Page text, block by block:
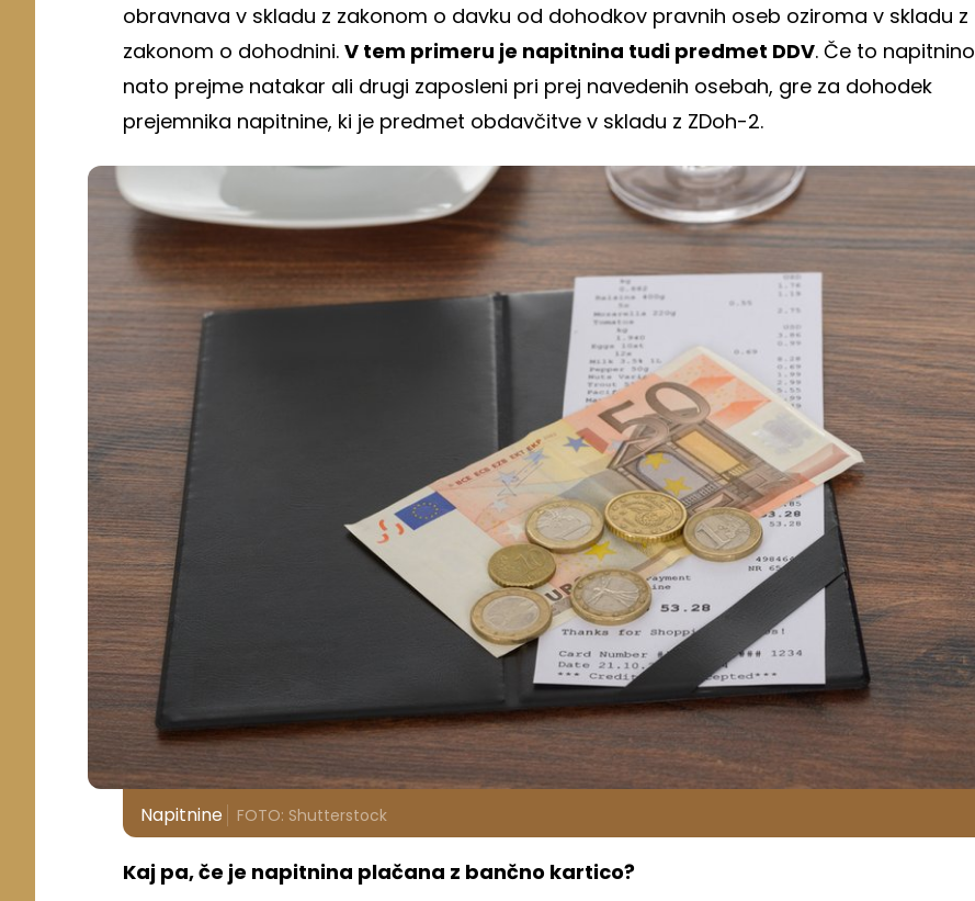
obravnava v skladu z zakonom o davku od dohodkov pravnih oseb oziroma v skladu z
zakonom o dohodnini. V tem primeru je napitnina tudi predmet DDV. Če to napitnino
nato prejme natakar ali drugi zaposleni pri prej navedenih osebah, gre za dohodek
prejemnika napitnine, ki je predmet obdavčitve v skladu z ZDoh-2.
Napitnine FOTO: Shutterstock
Kaj pa, če je napitnina plačana z bančno kartico?